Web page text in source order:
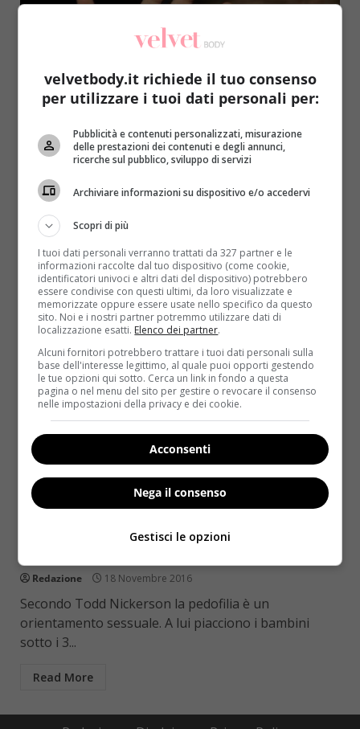
Molestie su una bimba di 3 anni: “L’ho
scambiata per mia moglie”
Un pedofilo molesta una bambina di 3 anni e poi
prova a giustificarsi dicendo che l’aveva scambiata...
Read More
“Attratto dai bambini ma non mi sento un
Redazione 18 Novembre 2016
Secondo Todd Nickerson la pedofilia è un
orientamento sessuale. A lui piacciono i bambini
sotto i 3...
Read More
velvetbody.it richiede il tuo consenso
per utilizzare i tuoi dati personali per:
Pubblicità e contenuti personalizzati, misurazione
delle prestazioni dei contenuti e degli annunci,
ricerche sul pubblico, sviluppo di servizi
Archiviare informazioni su dispositivo e/o accedervi
Scopri di più
I tuoi dati personali verranno trattati da 327 partner e le
informazioni raccolte dal tuo dispositivo (come cookie,
identificatori univoci e altri dati del dispositivo) potrebbero
essere condivise con questi ultimi, da loro visualizzate e
memorizzate oppure essere usate nello specifico da questo
sito. Noi e i nostri partner potremmo utilizzare dati di
localizzazione esatti. Elenco dei partner.
Alcuni fornitori potrebbero trattare i tuoi dati personali sulla
base dell'interesse legittimo, al quale puoi opporti gestendo
le tue opzioni qui sotto. Cerca un link in fondo a questa
pagina o nel menu del sito per gestire o revocare il consenso
nelle impostazioni della privacy e dei cookie.
Acconsenti
Nega il consenso
Gestisci le opzioni